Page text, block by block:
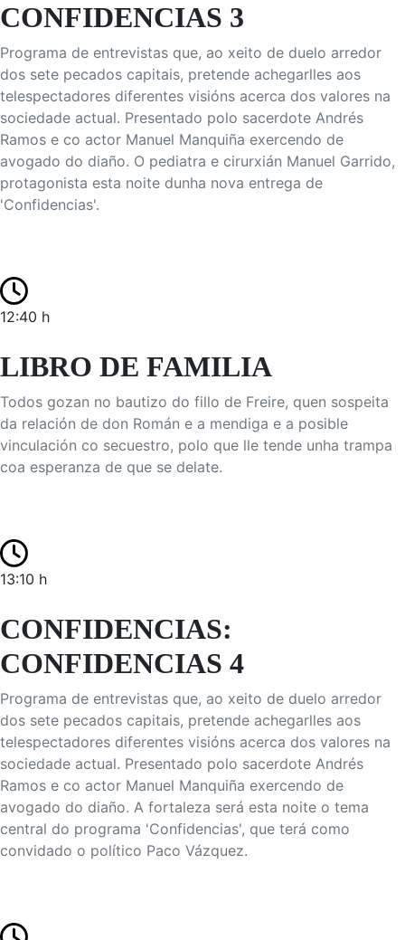
CONFIDENCIAS 3
Programa de entrevistas que, ao xeito de duelo arredor
dos sete pecados capitais, pretende achegarlles aos
telespectadores diferentes visións acerca dos valores na
sociedade actual. Presentado polo sacerdote Andrés
Ramos e co actor Manuel Manquiña exercendo de
avogado do diaño. O pediatra e cirurxián Manuel Garrido,
protagonista esta noite dunha nova entrega de
'Confidencias'.
12:40 h
LIBRO DE FAMILIA
Todos gozan no bautizo do fillo de Freire, quen sospeita
da relación de don Román e a mendiga e a posible
vinculación co secuestro, polo que lle tende unha trampa
coa esperanza de que se delate.
13:10 h
CONFIDENCIAS:
CONFIDENCIAS 4
Programa de entrevistas que, ao xeito de duelo arredor
dos sete pecados capitais, pretende achegarlles aos
telespectadores diferentes visións acerca dos valores na
sociedade actual. Presentado polo sacerdote Andrés
Ramos e co actor Manuel Manquiña exercendo de
avogado do diaño. A fortaleza será esta noite o tema
central do programa 'Confidencias', que terá como
convidado o político Paco Vázquez.